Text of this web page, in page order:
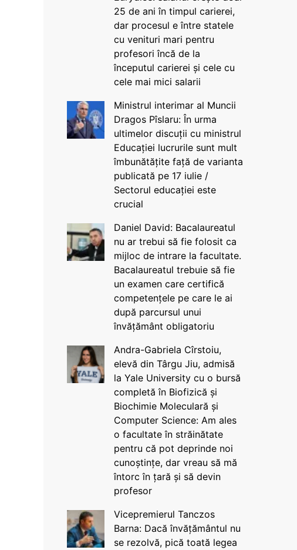
25 de ani în timpul carierei,
dar procesul e între statele
cu venituri mari pentru
profesori încă de la
începutul carierei și cele cu
cele mai mici salarii
Ministrul interimar al Muncii
Dragos Pîslaru: În urma
ultimelor discuții cu ministrul
Educației lucrurile sunt mult
îmbunătățite față de varianta
publicată pe 17 iulie /
Sectorul educației este
crucial
Daniel David: Bacalaureatul
nu ar trebui să fie folosit ca
mijloc de intrare la facultate.
Bacalaureatul trebuie să fie
un examen care certifică
competențele pe care le ai
după parcursul unui
învățământ obligatoriu
Andra-Gabriela Cîrstoiu,
elevă din Târgu Jiu, admisă
la Yale University cu o bursă
completă în Biofizică și
Biochimie Moleculară și
Computer Science: Am ales
o facultate în străinătate
pentru că pot deprinde noi
cunoștințe, dar vreau să mă
întorc în țară și să devin
profesor
Vicepremierul Tanczos
Barna: Dacă învățământul nu
se rezolvă, pică toată legea